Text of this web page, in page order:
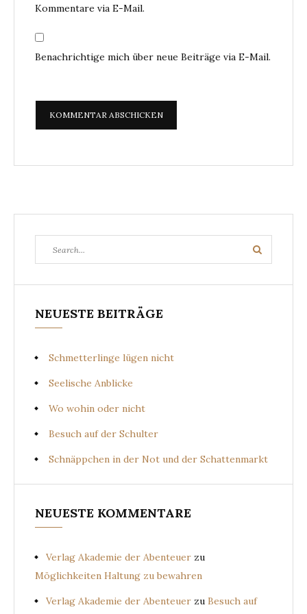
Kommentare via E-Mail.
Benachrichtige mich über neue Beiträge via E-Mail.
for:
Search
NEUESTE BEITRÄGE
Schmetterlinge lügen nicht
Seelische Anblicke
Wo wohin oder nicht
Besuch auf der Schulter
Schnäppchen in der Not und der Schattenmarkt
NEUESTE KOMMENTARE
Verlag Akademie der Abenteuer zu
Möglichkeiten Haltung zu bewahren
Verlag Akademie der Abenteuer zu Besuch auf